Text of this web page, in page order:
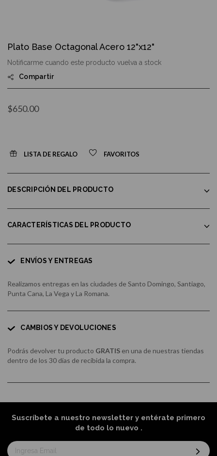
the
of
the
Plato Base Octagonal Acero 12"x12"
Compartir
$650.00
Notificarme cuando este producto vuelva a stock
LISTA DE REGALO FAVORITOS
DESCRIPCIÓN DEL PRODUCTO
CARACTERÍSTICAS DEL PRODUCTO
ENVÍOS Y ENTREGAS
Realizamos entregas en las ciudades de Santo Domingo, Santiago,
Punta Cana, La Vega y La Romana.
CAMBIOS Y DEVOLUCIONES
Podrás devolver tu producto GRATIS en una de nuestras tiendas
dentro de los 30 días de recibida la compra.
Suscríbete a nuestro newsletter y entérate primero
de todo lo nuevo .
Suscríbase
al